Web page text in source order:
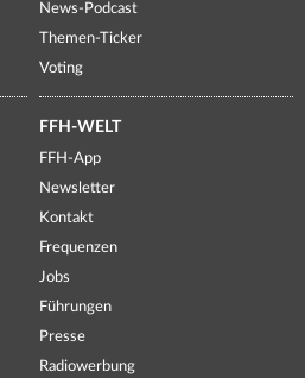
News-Podcast
Themen-Ticker
Voting
FFH-WELT
FFH-App
Newsletter
Kontakt
Frequenzen
Jobs
Führungen
Presse
Radiowerbung